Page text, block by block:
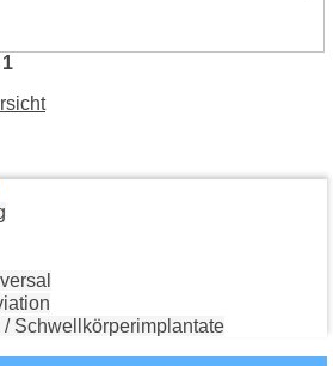
1
Schwellkörperimplantate